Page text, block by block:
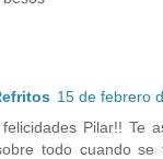
15 de febrero
felicidades Pilar!! Te
todo cuando se